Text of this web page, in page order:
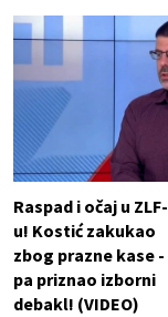
Raspad i očaj u ZLF-
u! Kostić zakukao
zbog prazne kase -
pa priznao izborni
debakl! (VIDEO)